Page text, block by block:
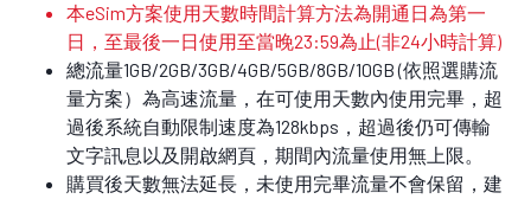
本eSim方案使用天數時間計算方法為開通日為第一
日，至最後一日使用至當晚23:59為止(非24小時計算)
總流量1GB/2GB/3GB/4GB/5GB/8GB/10GB (依照選購流
量方案）為高速流量，在可使用天數內使用完畢，超
過後系統自動限制速度為128kbps，超過後仍可傳輸
文字訊息以及開啟網頁，期間內流量使用無上限。
購買後天數無法延長，未使用完畢流量不會保留，建